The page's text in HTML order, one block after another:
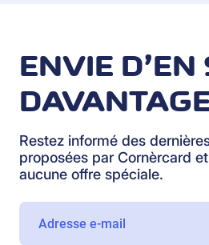
ENVIE D’EN
Restez informé des
proposées par Cornèrcard
aucune offre spéciale.